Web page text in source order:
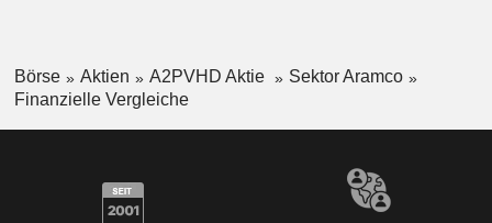
Börse Aktien A2PVHD Aktie
Sektor Aramco
Finanzielle Vergleiche